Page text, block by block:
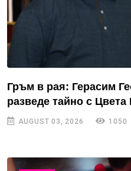
Гръм в рая: Герасим
разведе тайно с Цвета
AUGUST 03, 2026 1050